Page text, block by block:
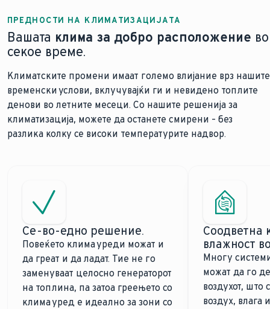
ПРЕДНОСТИ НА КЛИМАТИЗАЦИЈАТА
Вашата клима за добро расположение во
секое време.
Климатските промени имаат големо влијание врз нашите
временски услови, вклучувајќи ги и невидено топлите
денови во летните месеци. Со нашите решенија за
климатизација, можете да останете смирени – без
разлика колку се високи температурите надвор.
Сe-во-едно решение.
Повеќето клима уреди можат и
да греат и да ладат. Тие не го
заменуваат целосно генераторот
на топлина, па затоа греењето со
клима уред е идеално за зони со
Соодветна
влажност
Многу
можат да го
воздухот, што
воздух, влага